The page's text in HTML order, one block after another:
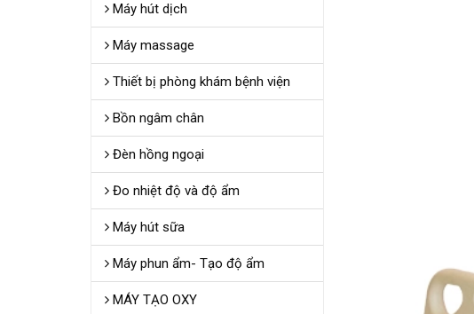
Máy hút dịch
Máy massage
Thiết bị phòng khám bệnh viện
Bồn ngâm chân
Đèn hồng ngoại
Đo nhiệt độ và độ ẩm
Máy hút sữa
Máy phun ẩm- Tạo độ ẩm
MÁY TẠO OXY